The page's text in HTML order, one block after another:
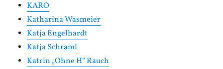
KARO
Katharina Wasmeier
Katja Engelhardt
Katja Schraml
Katrin „Ohne H“ Rauch